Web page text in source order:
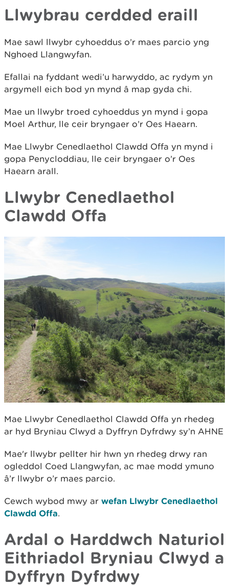
Llwybrau cerdded eraill
Mae sawl llwybr cyhoeddus o’r maes parcio yng
Nghoed Llangwyfan.
Efallai na fyddant wedi’u harwyddo, ac rydym yn
argymell eich bod yn mynd â map gyda chi.
Mae un llwybr troed cyhoeddus yn mynd i gopa
Moel Arthur, lle ceir bryngaer o’r Oes Haearn.
Mae Llwybr Cenedlaethol Clawdd Offa yn mynd i
gopa Penycloddiau, lle ceir bryngaer o’r Oes
Haearn arall.
Llwybr Cenedlaethol
Clawdd Offa
Mae Llwybr Cenedlaethol Clawdd Offa yn rhedeg
ar hyd Bryniau Clwyd a Dyffryn Dyfrdwy sy’n AHNE
Mae'r llwybr pellter hir hwn yn rhedeg drwy ran
ogleddol Coed Llangwyfan, ac mae modd ymuno
â’r llwybr o’r maes parcio.
Cewch wybod mwy ar wefan Llwybr Cenedlaethol
Clawdd Offa.
Ardal o Harddwch Naturiol
Eithriadol Bryniau Clwyd a
Dyffryn Dyfrdwy